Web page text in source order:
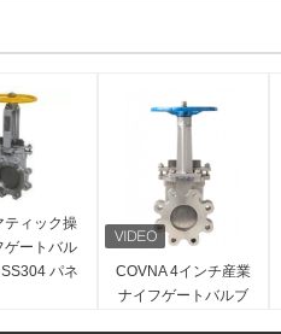
トオフウェッジにより、摩耗や破損、
ムシール。
ィ、カバー、ウェッジ。
ティック操
ゲートバル
パネ
COVNA 4インチ産業
ナイフゲートバルブ